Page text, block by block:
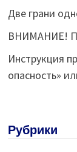
Две грани
ВНИМАНИЕ!
Инструкция
опасность»
Рубрики